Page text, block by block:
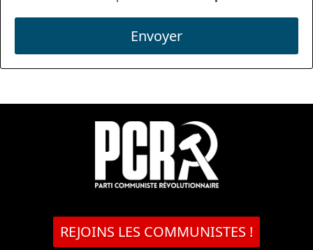
Envoyer
REJOINS LES COMMUNISTES !